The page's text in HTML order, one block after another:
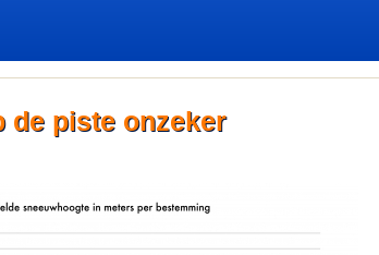
de piste onzeker